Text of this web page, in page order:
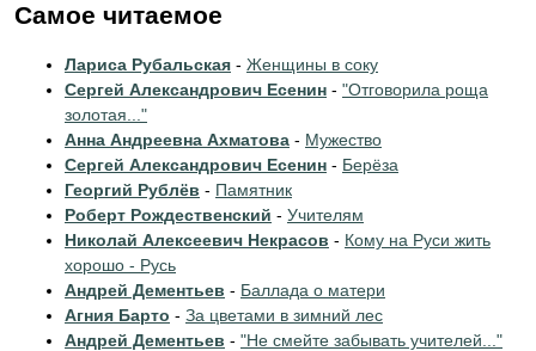
Самое читаемое
Лариса Рубальская - Женщины в соку
Сергей Александрович Есенин - "Отговорила роща
золотая..."
Анна Андреевна Ахматова - Мужество
Сергей Александрович Есенин - Берёза
Георгий Рублёв - Памятник
Роберт Рождественский - Учителям
Николай Алексеевич Некрасов - Кому на Руси жить
хорошо - Русь
Андрей Дементьев - Баллада о матери
Агния Барто - За цветами в зимний лес
Андрей Дементьев - "Не смейте забывать учителей..."